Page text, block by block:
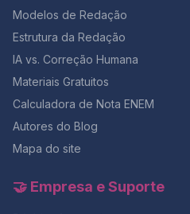
submetidas à fertilização in
taxas de gravidez que
FIV por obstrução tubária. De
conhecimento, quais estão
b) Apenas II e IV. c) Apenas I,
e) I, II, III e IV. Você gostou
mundo da redação e
Modelos de Redação
Estrutura da Redação
IA vs. Correção Humana
Materiais Gratuitos
Calculadora de Nota ENEM
Autores do Blog
Mapa do site
🤝 Empresa e Suporte